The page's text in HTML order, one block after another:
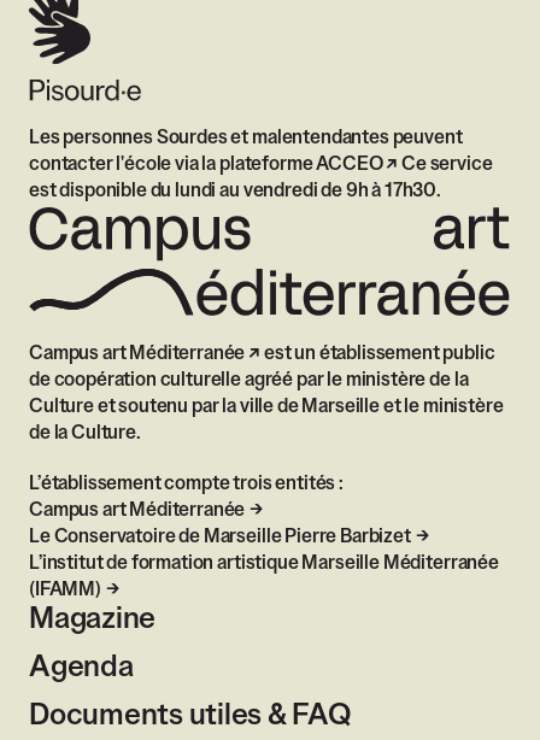
Magazine
Agenda
Documents utiles & FAQ
Campus art Méditerranée
est un établissement public
de coopération culturelle agréé par le ministère de la
Culture et soutenu par la ville de Marseille et le ministère
de la Culture.
L’établissement compte trois entités :
Campus art Méditerranée
Le Conservatoire de Marseille Pierre Barbizet
L’institut de formation artistique Marseille Méditerranée
(IFAMM)
Les personnes Sourdes et malentendantes peuvent
contacter l'école via la plateforme ACCEO
Ce service
est disponible du lundi au vendredi de 9h à 17h30.